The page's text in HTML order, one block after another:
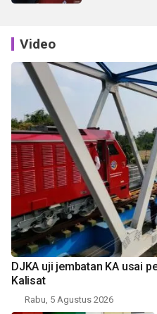
Video
DJKA uji jembatan KA usai
Kalisat
Rabu, 5 Agustus 2026